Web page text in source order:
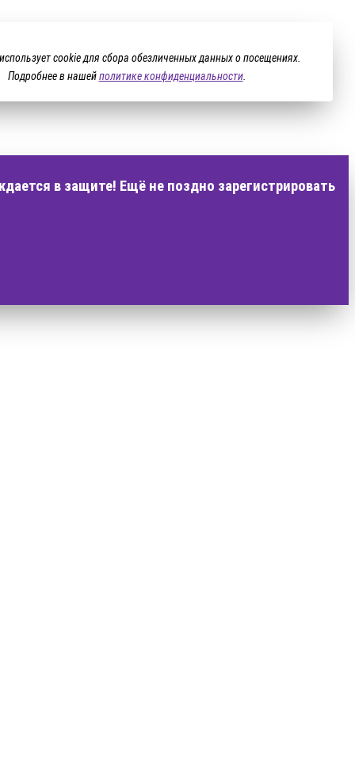
cookie для сбора обезличенных данных о посещениях.
Подробнее в нашейполитике конфиденциальности.
в защите! Ещё не поздно зарегистрировать